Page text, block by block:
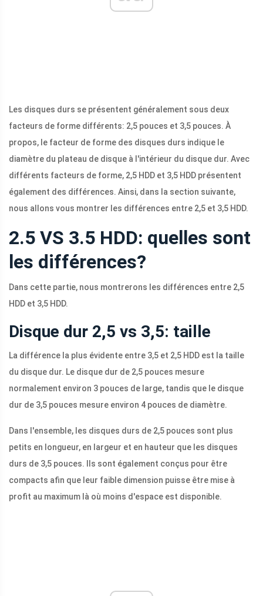
Les disques durs se présentent généralement sous deux
facteurs de forme différents: 2,5 pouces et 3,5 pouces. À
propos, le facteur de forme des disques durs indique le
diamètre du plateau de disque à l'intérieur du disque dur. Avec
différents facteurs de forme, 2,5 HDD et 3,5 HDD présentent
également des différences. Ainsi, dans la section suivante,
nous allons vous montrer les différences entre 2,5 et 3,5 HDD.
2.5 VS 3.5 HDD: quelles sont
les différences?
Dans cette partie, nous montrerons les différences entre 2,5
HDD et 3,5 HDD.
Disque dur 2,5 vs 3,5: taille
La différence la plus évidente entre 3,5 et 2,5 HDD est la taille
du disque dur. Le disque dur de 2,5 pouces mesure
normalement environ 3 pouces de large, tandis que le disque
dur de 3,5 pouces mesure environ 4 pouces de diamètre.
Dans l'ensemble, les disques durs de 2,5 pouces sont plus
petits en longueur, en largeur et en hauteur que les disques
durs de 3,5 pouces. Ils sont également conçus pour être
compacts afin que leur faible dimension puisse être mise à
profit au maximum là où moins d'espace est disponible.